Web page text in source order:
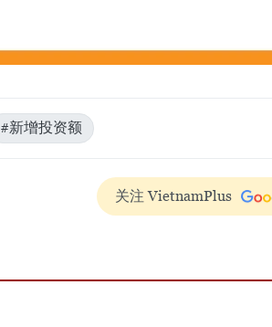
#新增投资额
关注 VietnamPlus